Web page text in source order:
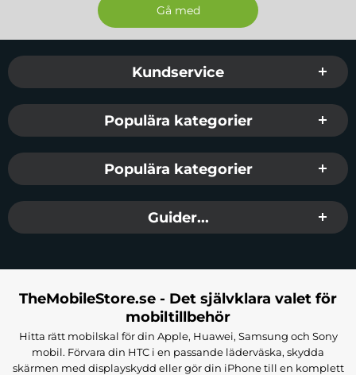
Sidfot Blandad info och länkar
Kundservice
Populära kategorier
Populära kategorier
Guider...
TheMobileStore.se - Det självklara valet för
mobiltillbehör
Hitta rätt mobilskal för din Apple, Huawei, Samsung och Sony
mobil. Förvara din HTC i en passande läderväska, skydda
skärmen med displayskydd eller gör din iPhone till en komplett